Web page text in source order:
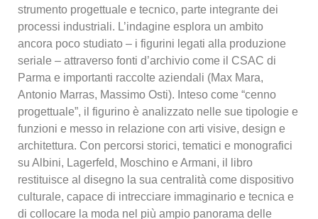
strumento progettuale e tecnico, parte integrante dei
processi industriali. L’indagine esplora un ambito
ancora poco studiato – i figurini legati alla produzione
seriale – attraverso fonti d’archivio come il CSAC di
Parma e importanti raccolte aziendali (Max Mara,
Antonio Marras, Massimo Osti). Inteso come “cenno
progettuale”, il figurino è analizzato nelle sue tipologie e
funzioni e messo in relazione con arti visive, design e
architettura. Con percorsi storici, tematici e monografici
su Albini, Lagerfeld, Moschino e Armani, il libro
restituisce al disegno la sua centralità come dispositivo
culturale, capace di intrecciare immaginario e tecnica e
di collocare la moda nel più ampio panorama delle